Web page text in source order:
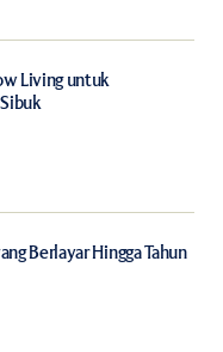
Living untuk
Berlayar Hingga Tahun